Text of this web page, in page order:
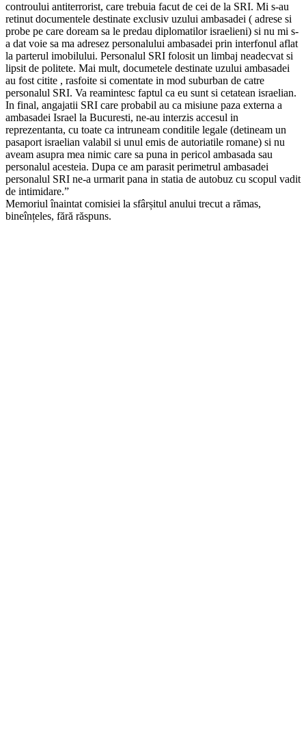
controului antiterrorist, care trebuia facut de cei de la SRI. Mi s-au
retinut documentele destinate exclusiv uzului ambasadei ( adrese si
probe pe care doream sa le predau diplomatilor israelieni) si nu mi s-
a dat voie sa ma adresez personalului ambasadei prin interfonul aflat
la parterul imobilului. Personalul SRI folosit un limbaj neadecvat si
lipsit de politete. Mai mult, documetele destinate uzului ambasadei
au fost citite , rasfoite si comentate in mod suburban de catre
personalul SRI. Va reamintesc faptul ca eu sunt si cetatean israelian.
In final, angajatii SRI care probabil au ca misiune paza externa a
ambasadei Israel la Bucuresti, ne-au interzis accesul in
reprezentanta, cu toate ca intruneam conditile legale (detineam un
pasaport israelian valabil si unul emis de autoriatile romane) si nu
aveam asupra mea nimic care sa puna in pericol ambasada sau
personalul acesteia. Dupa ce am parasit perimetrul ambasadei
personalul SRI ne-a urmarit pana in statia de autobuz cu scopul vadit
de intimidare.”
Memoriul înaintat comisiei la sfârșitul anului trecut a rămas,
bineînțeles, fără răspuns.